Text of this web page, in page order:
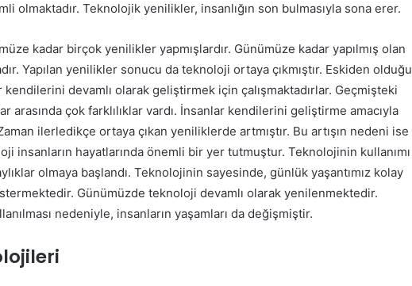
olmaktadır. Teknolojik yenilikler, insanlığın son bulmasıyla sona erer.
kadar birçok yenilikler yapmışlardır. Günümüze kadar yapılmış olan
Yapılan yenilikler sonucu da teknoloji ortaya çıkmıştır. Eskiden olduğu
devamlı olarak geliştirmek için çalışmaktadırlar. Geçmişteki
arasında çok farklılıklar vardı. İnsanlar kendilerini geliştirme amacıyla
ilerledikçe ortaya çıkan yeniliklerde artmıştır. Bu artışın nedeni ise
insanların hayatlarında önemli bir yer tutmuştur. Teknolojinin kullanımı
olmaya başlandı. Teknolojinin sayesinde, günlük yaşantımız kolay
Günümüzde teknoloji devamlı olarak yenilenmektedir.
nedeniyle, insanların yaşamları da değişmiştir.